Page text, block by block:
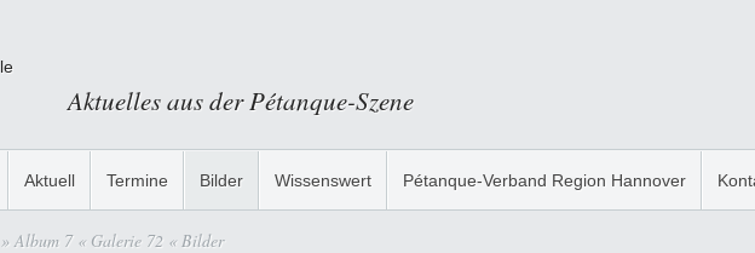
Aktuelles aus der Pétanque-Szene
Aktuell Termine Bilder Wissenswert Pétanque-Verband Region Hannover
» Album 7 « Galerie 72 « Bilder